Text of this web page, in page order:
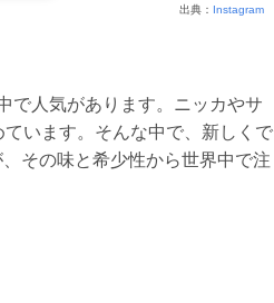
出典： Instagram
で人気があります。ニッカやサ
います。そんな中で、新しくで
その味と希少性から世界中で注